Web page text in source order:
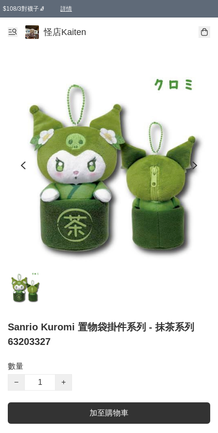
$108/3對襪子🧦 詳情
卡通傘☂️2把8折
購物滿 HKD 650.00即享免運費優惠！（適用於 本地送貨、本地取貨 )
怪店Kaiten
Sanrio Kuromi 置物袋掛件系列 - 抹茶系列
63203327
數量
−
+
加至購物車